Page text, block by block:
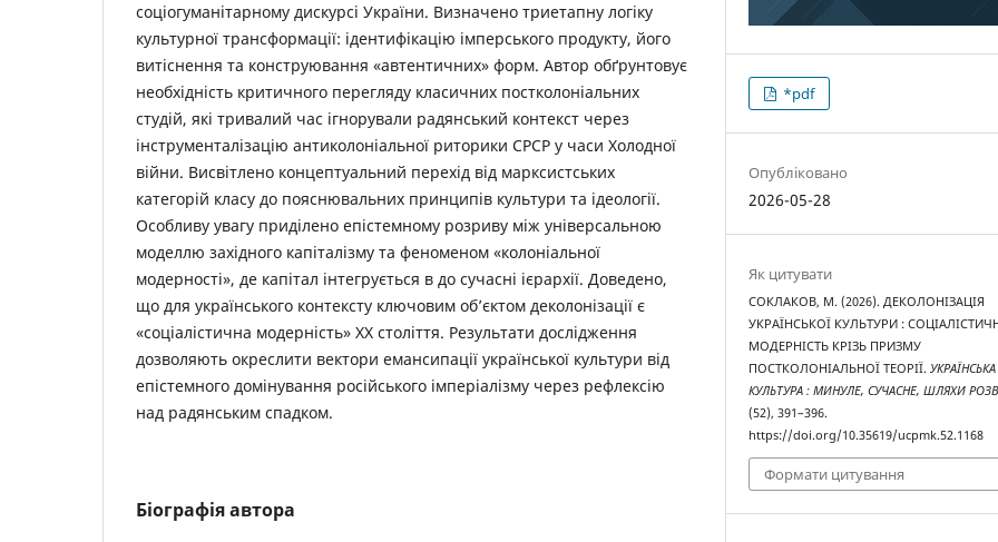
соціогуманітарному дискурсі України. Визначено триетапну логіку
культурної трансформації: ідентифікацію імперського продукту, його
витіснення та конструювання «автентичних» форм. Автор обґрунтовує
необхідність критичного перегляду класичних постколоніальних
студій, які тривалий час ігнорували радянський контекст через
інструменталізацію антиколоніальної риторики СРСР у часи Холодної
війни. Висвітлено концептуальний перехід від марксистських
категорій класу до пояснювальних принципів культури та ідеології.
Особливу увагу приділено епістемному розриву між універсальною
моделлю західного капіталізму та феноменом «колоніальної
модерності», де капітал інтегрується в до сучасні ієрархії. Доведено,
що для українського контексту ключовим об’єктом деколонізації є
«соціалістична модерність» XX століття. Результати дослідження
дозволяють окреслити вектори емансипації української культури від
епістемного домінування російського імперіалізму через рефлексію
над радянським спадком.
Біографія автора
*pdf
Опубліковано
2026-05-28
Як цитувати
СОКЛАКОВ, М. (2026). ДЕКОЛОНІЗАЦІЯ
УКРАЇНСЬКОЇ КУЛЬТУРИ :
МОДЕРНІСТЬ КРІЗЬ ПРИЗМУ
ПОСТКОЛОНІАЛЬНОЇ ТЕОРІЇ.УКРАЇНСЬКА
КУЛЬТУРА : МИНУЛЕ, СУЧАСНЕ, ШЛЯХИ
(52), 391–396.
https://doi.org/10.35619/ucpmk.52.1168
Формати цитування